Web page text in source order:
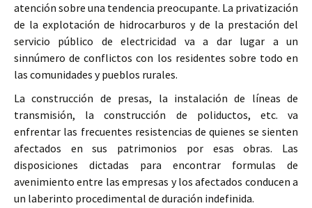
atención sobre una tendencia preocupante. La privatización
de la explotación de hidrocarburos y de la prestación del
servicio público de electricidad va a dar lugar a un
sinnúmero de conflictos con los residentes sobre todo en
las comunidades y pueblos rurales.
La construcción de presas, la instalación de líneas de
transmisión, la construcción de poliductos, etc. va
enfrentar las frecuentes resistencias de quienes se sienten
afectados en sus patrimonios por esas obras. Las
disposiciones dictadas para encontrar formulas de
avenimiento entre las empresas y los afectados conducen a
un laberinto procedimental de duración indefinida.